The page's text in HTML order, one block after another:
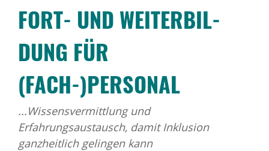
FORT- UND WEITER­BIL­
DUNG FÜR
(FACH-)PERSONAL
...Wissensvermittlung und
Erfahrungsaustausch, damit Inklusion
ganzheitlich gelingen kann